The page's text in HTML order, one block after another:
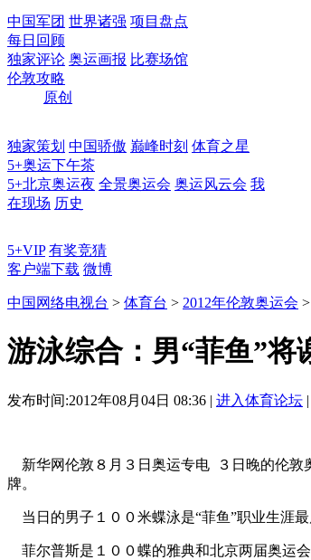
中国军团 世界诸强 项目盘点
每日回顾
独家评论 奥运画报 比赛场馆
伦敦攻略
原创
独家策划 中国骄傲 巅峰时刻 体育之星
5+奥运下午茶
5+北京奥运夜 全景奥运会 奥运风云会 我
在现场 历史
5+VIP 有奖竞猜
客户端下载 微博
中国网络电视台 > 体育台 > 2012年伦敦奥运会 >
游泳综合：男“菲鱼”将
发布时间:2012年08月04日 08:36 | 进入体育论坛
新华网伦敦８月３日奥运专电 ３日晚的伦敦
牌。
当日的男子１００米蝶泳是“菲鱼”职业生涯
菲尔普斯是１００蝶的雅典和北京两届奥运